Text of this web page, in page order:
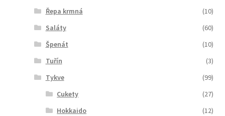
Řepa krmná
(10)
Saláty
(60)
Špenát
(10)
Tuřín
(3)
Tykve
(99)
Cukety
(27)
Hokkaido
(12)